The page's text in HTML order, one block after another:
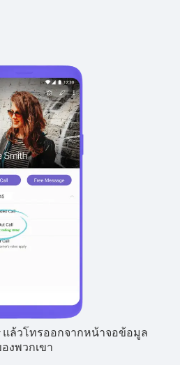
แล้วโทรออกจากหน้าจอข้อมูล
งพวกเขา